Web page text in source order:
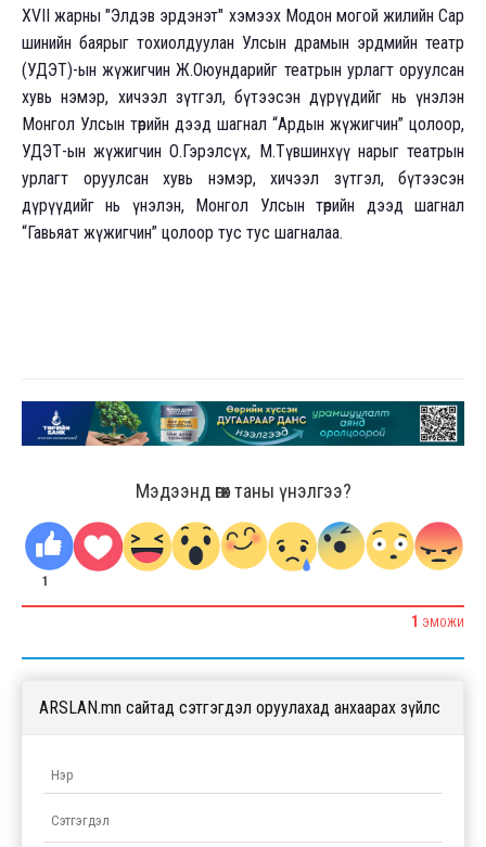
XVII жарны "Элдэв эрдэнэт" хэмээх Модон могой жилийн Сар
шинийн баярыг тохиолдуулан Улсын драмын эрдмийн театр
(УДЭТ)-ын жүжигчин Ж.Оюундарийг театрын урлагт оруулсан
хувь нэмэр, хичээл зүтгэл, бүтээсэн дүрүүдийг нь үнэлэн
Монгол Улсын төрийн дээд шагнал “Ардын жүжигчин” цолоор,
УДЭТ-ын жүжигчин О.Гэрэлсүх, М.Түвшинхүү нарыг театрын
урлагт оруулсан хувь нэмэр, хичээл зүтгэл, бүтээсэн
дүрүүдийг нь үнэлэн, Монгол Улсын төрийн дээд шагнал
“Гавьяат жүжигчин” цолоор тус тус шагналаа.
Мэдээнд өгөх таны үнэлгээ?
1
1 ЭМОЖИ
ARSLAN.mn сайтад сэтгэгдэл оруулахад анхаарах зүйлс